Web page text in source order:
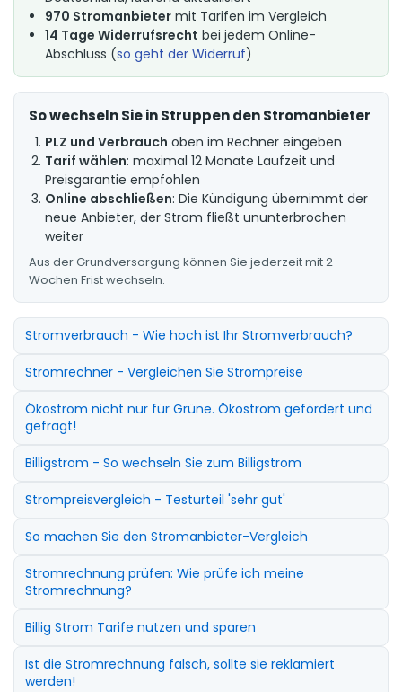
970 Stromanbieter mit Tarifen im Vergleich
14 Tage Widerrufsrecht bei jedem Online-
Abschluss (so geht der Widerruf)
So wechseln Sie in Struppen den Stromanbieter
PLZ und Verbrauch oben im Rechner eingeben
Tarif wählen: maximal 12 Monate Laufzeit und
Preisgarantie empfohlen
Online abschließen: Die Kündigung übernimmt der
neue Anbieter, der Strom fließt ununterbrochen
weiter
Aus der Grundversorgung können Sie jederzeit mit 2
Wochen Frist wechseln.
Stromverbrauch - Wie hoch ist Ihr Stromverbrauch?
Stromrechner - Vergleichen Sie Strompreise
Ökostrom nicht nur für Grüne. Ökostrom gefördert und
gefragt!
Billigstrom - So wechseln Sie zum Billigstrom
Strompreisvergleich - Testurteil 'sehr gut'
So machen Sie den Stromanbieter-Vergleich
Stromrechnung prüfen: Wie prüfe ich meine
Stromrechnung?
Billig Strom Tarife nutzen und sparen
Ist die Stromrechnung falsch, sollte sie reklamiert
werden!